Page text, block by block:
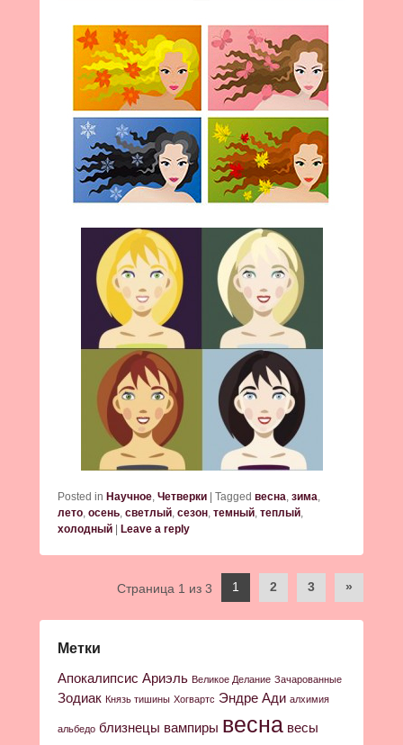
Posted in Научное, Четверки Tagged весна, зима,
лето, осень, светлый, сезон, темный, теплый,
холодный
Leave a reply
Страница 1 из 3 1 2 3 »
Метки
Апокалипсис Ариэль Великое Делание Зачарованные
Зодиак Князь тишины Хогвартс Эндре Ади алхимия
альбедо близнецы вампиры весна весы